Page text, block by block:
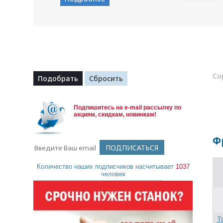
Подпишитесь на e-mail рассылку по
акциям, скидкам, новинкам!
Количество наших подписчиков насчитывает 1037
человек